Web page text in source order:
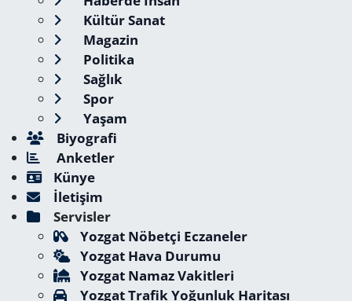
Kültür Sanat
Magazin
Politika
Sağlık
Spor
Yaşam
Biyografi
Anketler
Künye
İletişim
Servisler
Yozgat Nöbetçi Eczaneler
Yozgat Hava Durumu
Yozgat Namaz Vakitleri
Yozgat Trafik Yoğunluk Haritası